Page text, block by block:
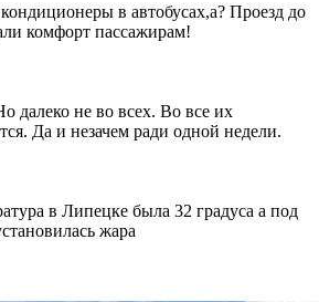
в автобусах,а? Проезд до
комфорт пассажирам!
далеко не во всех. Во все их
Да и незачем ради одной недели.
в Липецке была 32 градуса а под
жара